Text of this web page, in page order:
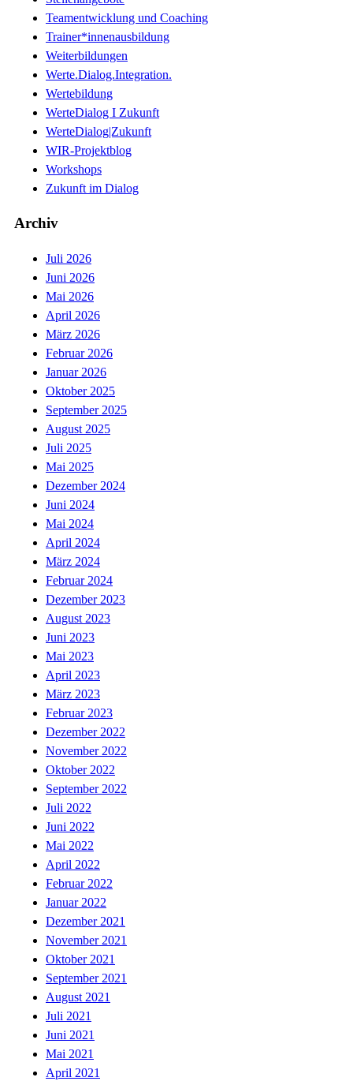
Teamentwicklung und Coaching
Trainer*innenausbildung
Weiterbildungen
Werte.Dialog.Integration.
Wertebildung
WerteDialog I Zukunft
WerteDialog|Zukunft
WIR-Projektblog
Workshops
Zukunft im Dialog
Archiv
Juli 2026
Juni 2026
Mai 2026
April 2026
März 2026
Februar 2026
Januar 2026
Oktober 2025
September 2025
August 2025
Juli 2025
Mai 2025
Dezember 2024
Juni 2024
Mai 2024
April 2024
März 2024
Februar 2024
Dezember 2023
August 2023
Juni 2023
Mai 2023
April 2023
März 2023
Februar 2023
Dezember 2022
November 2022
Oktober 2022
September 2022
Juli 2022
Juni 2022
Mai 2022
April 2022
Februar 2022
Januar 2022
Dezember 2021
November 2021
Oktober 2021
September 2021
August 2021
Juli 2021
Juni 2021
Mai 2021
April 2021